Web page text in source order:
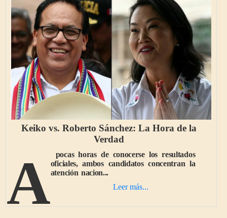
Keiko vs. Roberto Sánchez: La Hora de la
Verdad
A pocas horas de conocerse los resultadosoficiales, ambos candidatos concentran la
atención nacion...
Leer más...